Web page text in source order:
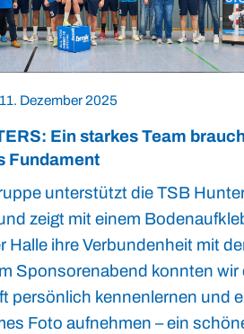
11. Dezember 2025
Ein starkes Team
Fundament
unterstützt die TSB
zeigt mit einem
Halle ihre Verbundenheit mit
Sponsorenabend konnten wir
persönlich kennenlernen und
Foto aufnehmen – ein